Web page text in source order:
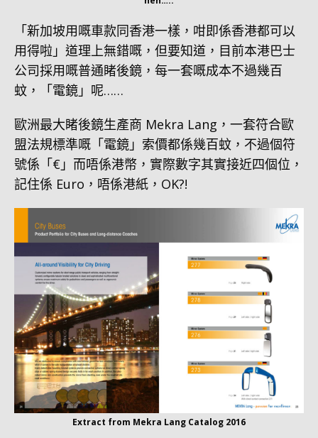
「新加坡用嘅車款同香港一樣，咁即係香港都可以
用得啦」道理上無錯嘅，但要知道，目前本港巴士
公司採用嘅普通睹後鏡，每一套嘅成本不過幾百
蚊，「電鏡」呢……
歐洲最大睹後鏡生產商 Mekra Lang，一套符合歐
盟法規標準嘅「電鏡」索價都係幾百蚊，不過個符
號係「€」而唔係港幣，實際數字其實接近四個位，
記住係 Euro，唔係港紙，OK?!
Extract from Mekra Lang Catalog 2016